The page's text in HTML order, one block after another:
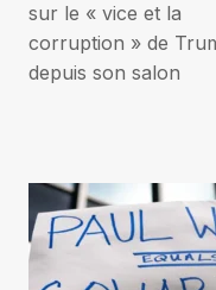
sur le « vice et la
corruption » de
depuis son salon